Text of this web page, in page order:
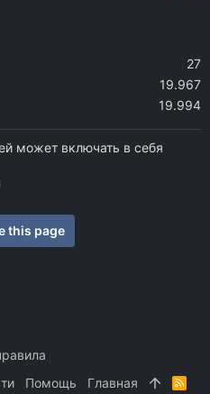
27
19.967
19.994
может включать в себя
this page
Помощь Главная
R